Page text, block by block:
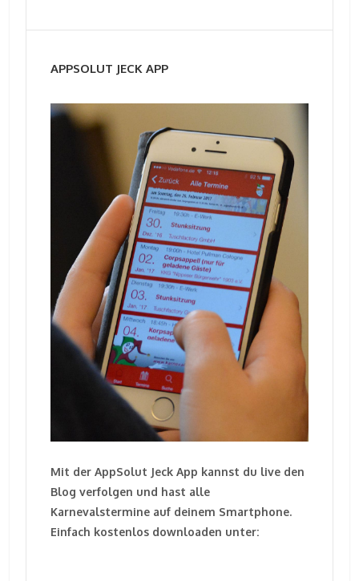
APPSOLUT JECK APP
Mit der AppSolut Jeck App kannst du live den
Blog verfolgen und hast alle
Karnevalstermine auf deinem Smartphone.
Einfach kostenlos downloaden unter: